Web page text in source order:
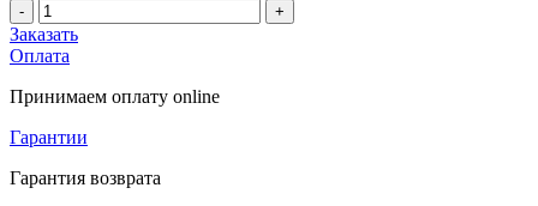
- +
Заказать
Оплата
Принимаем оплату online
Гарантии
Гарантия возврата